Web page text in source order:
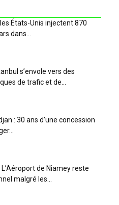
États-Unis injectent 870
dans...
s’envole vers des
de trafic et de...
: 30 ans d’une concession
de Niamey reste
malgré les...